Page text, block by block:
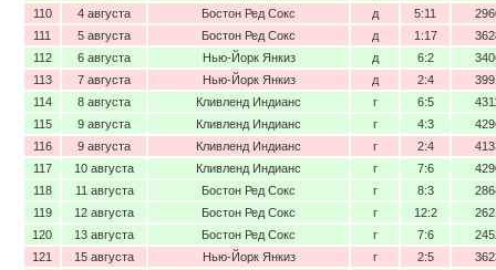
110
4 августа Бостон Ред Сокс д 5:11
111
5 августа Бостон Ред Сокс д 1:17
112
6 августа Нью-Йорк Янкиз д 6:2
113
7 августа Нью-Йорк Янкиз д 2:4
114
8 августа Кливленд Индианс г 6:5
115
9 августа Кливленд Индианс г 4:3
116
9 августа Кливленд Индианс г 2:4
117
10 августа Кливленд Индианс г 7:6
118
11 августа Бостон Ред Сокс г 8:3
119
12 августа Бостон Ред Сокс г 12:2
120
13 августа Бостон Ред Сокс г 7:6
121
15 августа Нью-Йорк Янкиз г 2:5